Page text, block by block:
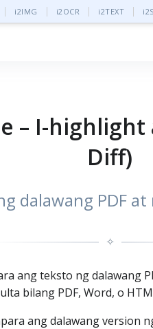
i2IMG i2OCR i2TEXT
– I-
Diff)
dalawang PDF
✧
ang teksto ng dalawang
bilang PDF, Word, o
ang dalawang version